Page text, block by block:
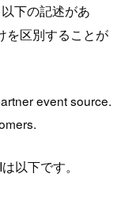
下の記述があ
を区別することが
event source.
以下です。